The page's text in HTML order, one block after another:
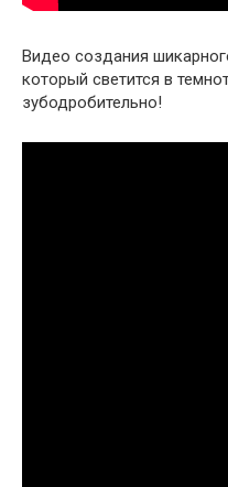
Видео создания
который светится в
зубодробительно!